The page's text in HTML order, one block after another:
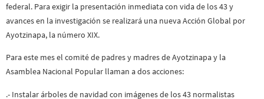
federal. Para exigir la presentación inmediata con vida de los 43 y
avances en la investigación se realizará una nueva Acción Global por
Ayotzinapa, la número XIX.
Para este mes el comité de padres y madres de Ayotzinapa y la
Asamblea Nacional Popular llaman a dos acciones:
.- Instalar árboles de navidad con imágenes de los 43 normalistas